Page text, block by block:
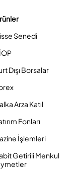
Senedi
Dışı Borsalar
Arza Katıl
Fonları
İşlemleri
Getirili Menkul